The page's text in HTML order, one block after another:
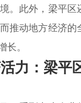
。此外，梁平
推动地方经济
。
力：梁平